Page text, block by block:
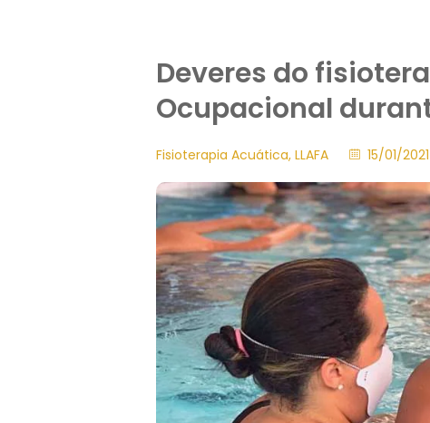
Deveres do
Ocupacional
Fisioterapia Acuática, LLAFA 15/01/2021